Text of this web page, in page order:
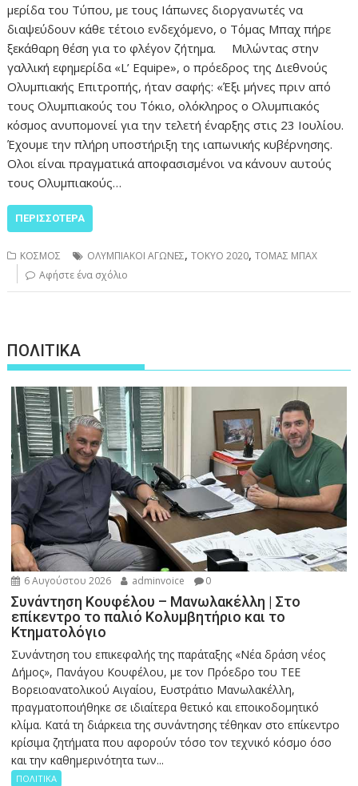
μερίδα του Τύπου, με τους Ιάπωνες διοργανωτές να
διαψεύδουν κάθε τέτοιο ενδεχόμενο, ο Τόμας Μπαχ πήρε
ξεκάθαρη θέση για το φλέγον ζήτημα. Μιλώντας στην
γαλλική εφημερίδα «L’ Equipe», ο πρόεδρος της Διεθνούς
Ολυμπιακής Επιτροπής, ήταν σαφής: «Έξι μήνες πριν από
τους Ολυμπιακούς του Τόκιο, ολόκληρος ο Ολυμπιακός
κόσμος ανυπομονεί για την τελετή έναρξης στις 23 Ιουλίου.
Έχουμε την πλήρη υποστήριξη της ιαπωνικής κυβέρνησης.
Ολοι είναι πραγματικά αποφασισμένοι να κάνουν αυτούς
τους Ολυμπιακούς…
ΠΕΡΙΣΣΌΤΕΡΑ
ΚΟΣΜΟΣ ΟΛΥΜΠΙΑΚΟΙ ΑΓΩΝΕΣ,ΤΟΚΥΟ 2020,ΤΟΜΑΣ ΜΠΑΧ
Αφήστε ένα σχόλιο
ΠΟΛΙΤΙΚΑ
6 Αυγούστου 2026 adminvoice 0
Συνάντηση Κουφέλου – Μανωλακέλλη | Στο
επίκεντρο το παλιό Κολυμβητήριο και το
Κτηματολόγιο
Συνάντηση του επικεφαλής της παράταξης «Νέα δράση νέος
Δήμος», Πανάγου Κουφέλου, με τον Πρόεδρο του ΤΕΕ
Βορειοανατολικού Αιγαίου, Ευστράτιο Μανωλακέλλη,
πραγματοποιήθηκε σε ιδιαίτερα θετικό και εποικοδομητικό
κλίμα. Κατά τη διάρκεια της συνάντησης τέθηκαν στο επίκεντρο
κρίσιμα ζητήματα που αφορούν τόσο τον τεχνικό κόσμο όσο
και την καθημερινότητα των...
ΠΟΛΙΤΙΚΑ